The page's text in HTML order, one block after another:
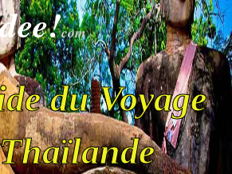
com
du Voyage